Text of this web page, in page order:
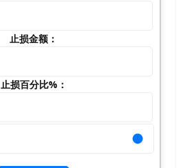
止损金额：
止损百分比%：